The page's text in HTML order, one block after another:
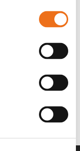
till i varukorg
8t/6k 0Gr/8 R6/14